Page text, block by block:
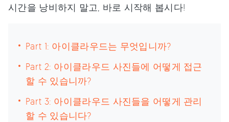
시간을 낭비하지 말고, 바로 시작해 봅시다!
Part 1: 아이클라우드는 무엇입니까?
Part 2: 아이클라우드 사진들에 어떻게 접근
할 수 있습니까?
Part 3: 아이클라우드 사진들을 어떻게 관리
할 수 있습니다?